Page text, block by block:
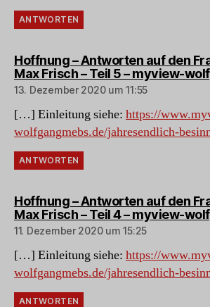
ANTWORTEN
Hoffnung – Antworten auf den
Max Frisch – Teil 5 – myview-
13. Dezember 2020 um 11:55
[…] Einleitung siehe: https://
wolfgangmebs.de/jahresendlich-
ANTWORTEN
Hoffnung – Antworten auf den
Max Frisch – Teil 4 – myview-
11. Dezember 2020 um 15:25
[…] Einleitung siehe: https://
wolfgangmebs.de/jahresendlich-
ANTWORTEN